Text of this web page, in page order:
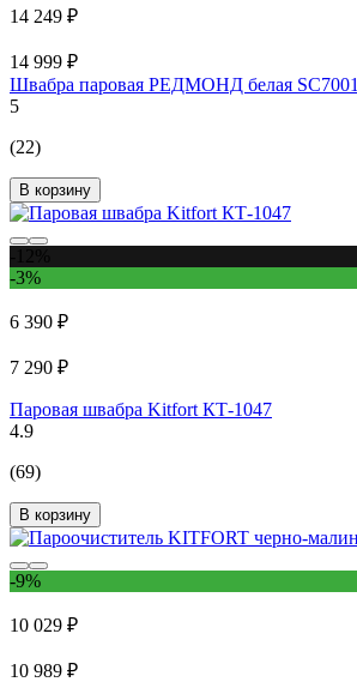
14 249 ₽
14 999 ₽
Швабра паровая РЕДМОНД белая SC7001
5
(22)
В корзину
-3%
6 390 ₽
7 290 ₽
Паровая швабра Kitfort КТ-1047
4.9
(69)
В корзину
-9%
10 029 ₽
10 989 ₽